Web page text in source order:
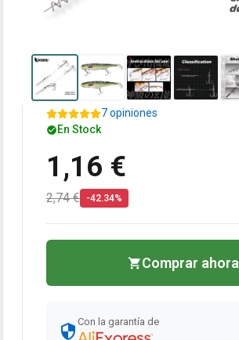
7 opiniones
En Stock
1,16 €
2,74 € -42.34%
Comprar ahora
Con la garantía de